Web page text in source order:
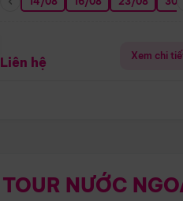
Liên hệ Xem chi
TOUR NƯỚCĐiểm nổi